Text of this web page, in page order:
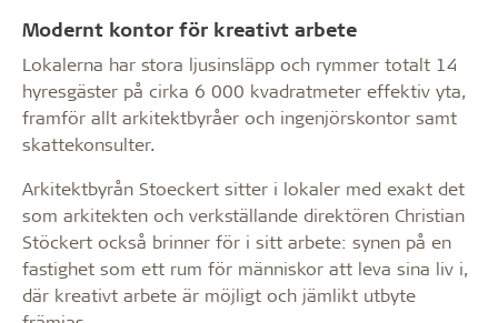
Modernt kontor för kreativt arbete
Lokalerna har stora ljusinsläpp och rymmer totalt 14
hyresgäster på cirka 6 000 kvadratmeter effektiv yta,
framför allt arkitektbyråer och ingenjörskontor samt
skattekonsulter.
Arkitektbyrån Stoeckert sitter i lokaler med exakt det
som arkitekten och verkställande direktören Christian
Stöckert också brinner för i sitt arbete: synen på en
fastighet som ett rum för människor att leva sina liv i,
där kreativt arbete är möjligt och jämlikt utbyte